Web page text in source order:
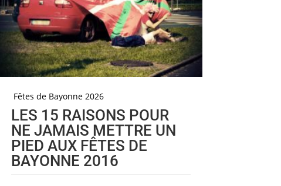
Fêtes de Bayonne 2026
LES 15 RAISONS POUR
NE JAMAIS METTRE UN
PIED AUX FÊTES DE
BAYONNE 2016